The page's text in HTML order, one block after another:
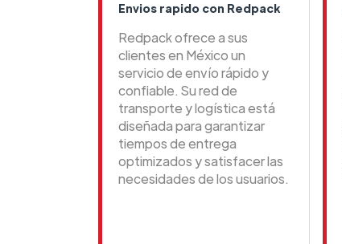
Envios rapido con Redpack
Redpack ofrece a sus
clientes en México un
servicio de envío rápido y
confiable. Su red de
transporte y logística está
diseñada para garantizar
tiempos de entrega
optimizados y satisfacer las
necesidades de los usuarios.